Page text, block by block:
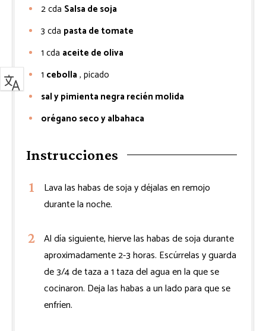
2cda Salsa de soja
3 cda pasta de tomate
1 cda aceite de oliva
1 cebolla , picado
sal y pimienta negra recién molida
orégano seco y albahaca
Instrucciones
Lava las habas de soja y déjalas en remojo
durante la noche.
Al día siguiente, hierve las habas de soja durante
aproximadamente 2-3 horas. Escúrrelas y guarda
de 3/4 de taza a 1 taza del agua en la que se
cocinaron. Deja las habas a un lado para que se
enfríen.